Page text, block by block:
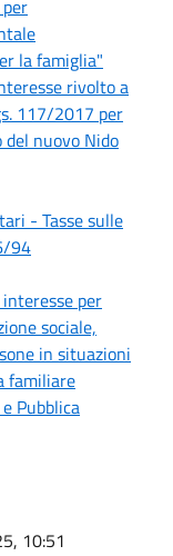
la famiglia"
rivolto a
117/2017 per
nuovo Nido
- Tasse sulle
94
per
sociale,
in situazioni
familiare
Pubblica
10:51